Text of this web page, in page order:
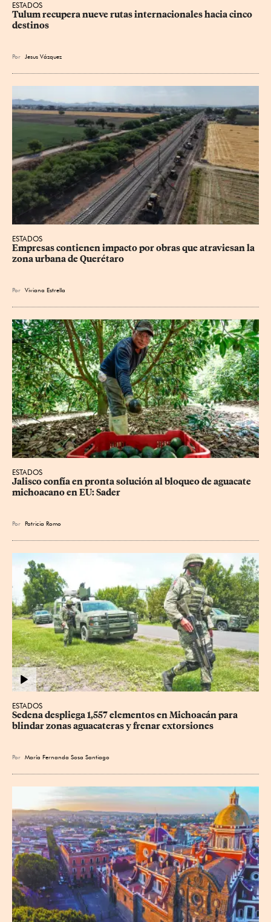
ESTADOS
Tulum recupera nueve rutas internacionales hacia cinco
destinos
Por Jesus Vázquez
ESTADOS
Empresas contienen impacto por obras que atraviesan la
zona urbana de Querétaro
Por Viviana Estrella
ESTADOS
Jalisco confía en pronta solución al bloqueo de aguacate
michoacano en EU: Sader
Por Patricia Romo
ESTADOS
Sedena despliega 1,557 elementos en Michoacán para
blindar zonas aguacateras y frenar extorsiones
Por María Fernanda Sosa Santiago